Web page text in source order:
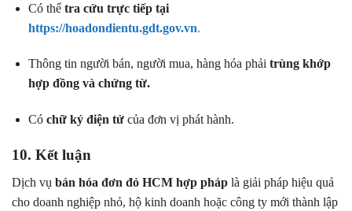
Có thể tra cứu trực tiếp tại
https://hoadondientu.gdt.gov.vn.
Thông tin người bán, người mua, hàng hóa phải trùng khớp
hợp đồng và chứng từ.
Có chữ ký điện tửcủa đơn vị phát hành.
10. Kết luận
Dịch vụ bán hóa đơn đỏ HCM hợp pháp là giải pháp hiệu quả
cho doanh nghiệp nhỏ, hộ kinh doanh hoặc công ty mới thành lập